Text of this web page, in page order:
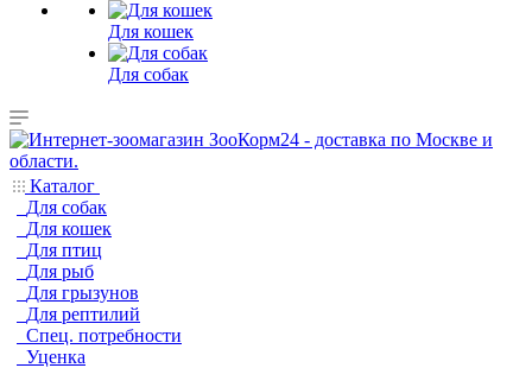
Для кошек
Для собак
Каталог
Для собак
Для кошек
Для птиц
Для рыб
Для грызунов
Для рептилий
Спец. потребности
Уценка